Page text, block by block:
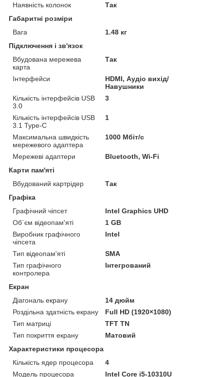
Наявність колонок
Так
Габаритні розміри
Вага
1.48 кг
Підключення і зв'язок
Вбудована мережева
карта
Так
Інтерфейси
HDMI, Аудіо вихід/
Навушники
Кількість інтерфейсів USB
3.0
3
Кількість інтерфейсів USB
3.1 Type-C
1
Максимальна швидкість
мережевого адаптера
1000 Мбіт/с
Мережеві адаптери
Bluetooth, Wi-Fi
Карти пам'яті
Вбудований картрідер
Так
Графіка
Графічний чіпсет
Intel Graphics UHD
Об`єм відеопам'яті
1 GB
Виробник графічного
чіпсета
Intel
Тип відеопам'яті
SMA
Тип графічного
контролера
Інтегрований
Екран
Діагональ екрану
14 дюйм
Роздільна здатність екрану
Full HD (1920×1080)
Тип матриці
TFT TN
Тип покриття екрану
Матовий
Характеристики процесора
Кількість ядер процесора
4
Модель процесора
Intel Core i5-10310U